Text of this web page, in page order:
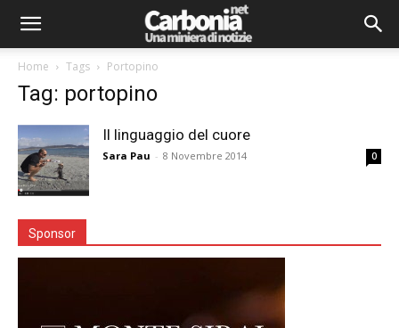
Home Tags Portopino
Tag: portopino
Il linguaggio del cuore
Sara Pau - 8 Novembre 2014 0
Sponsor